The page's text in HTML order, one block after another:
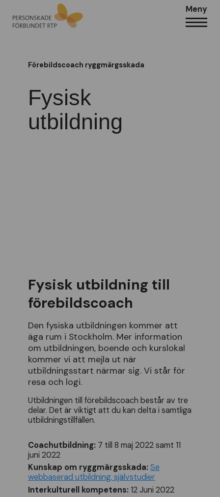
Meny
Förebildscoach ryggmärgsskada
Fysisk
utbildning
Fysisk utbildning till
förebildscoach
Den fysiska utbildningen kommer att
äga rum i Stockholm. Mer information
om utbildningen, boende och kurslokal
kommer vi att mejla ut när
utbildningsstart närmar sig. Vi står för
resa och logi.
Utbildningen till förebildscoach består av tre
delar. Det är viktigt att du kan delta i samtliga
utbildningstillfällen.
Coachutbildning: 7 till 8 maj 2022 samt 11
juni 2022
Kunskap om ryggmärgsskada:Se
webbaserad utbildning, självstudier
Interkulturell kompetens:12 Juni 2022